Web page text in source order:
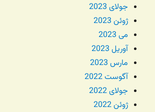
جولای 2023
ژوئن 2023
می 2023
آوریل 2023
مارس 2023
آگوست 2022
جولای 2022
ژوئن 2022